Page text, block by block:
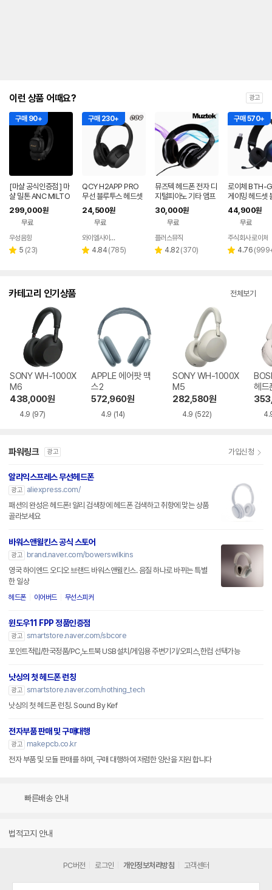
이런 상품 어때요? 광고
구매 90+
[마샬 공식인증점 ] 마
샬 밀톤 ANC MILTO
N A.N.C 블루투스 헤
드폰 / 소비코AV 정품
299,000원
무료
페이
우성음향
별 5 리
(23)
구매 230+
QCY H2APP PRO
무선 블루투스 헤드셋
AUX 국내정식 AS 블
랙
24,500원
무료
페이
와이엘사이언스
별 4.84 리
(785)
뮤즈텍 헤드폰 전자 디
지털피아노 기타 앰프
전자드럼 퓨어사운드
스튜디오 헤드셋
30,000원
무료
페이
플러스뮤직
별 4.82 리
(370)
구매 570+
로이체 BTH-
게이밍 헤드셋
스 유무선 블
경량
44,900원
무료
주식회사 로이체
별 4.76 리
(
카테고리 인기상품 전체보기
SONY WH-1000X
M6
438,000원
4.9 (97)
APPLE 에어팟 맥
스2
572,960원
4.9 (14)
SONY WH-1000X
M5
282,580원
4.9 (522)
헤드
파워링크 광고 가입신청
알리익스프레스 무선헤드폰
광고
aliexpress.com/
패션의 완성은 헤드폰! 알리 검색창에 헤드폰 검색하고 취향에 맞는 상품
골라보세요
바워스앤윌킨스 공식 스토어
광고
brand.naver.com/bowerswilkins
영국 하이엔드 오디오 브랜드 바워스앤윌킨스. 음질 하나로 바뀌는 특별
한 일상
헤드폰 이어버드 무선스피커
윈도우11 FPP 정품인증점
광고 smartstore.naver.com/sbcore
포인트적립/한국정품/PC,노트북 USB설치/게임용 주변기기/오피스,한컴 선택가능
낫싱의 첫 헤드폰 런칭
광고 smartstore.naver.com/nothing_tech
낫싱의 첫 헤드폰 런칭. Sound By Kef
전자부품 판매 및 구매대행
광고
makepcb.co.kr
전자 부품 및 모듈 판매를 하며, 구매 대행하여 저렴한 양산을 지원 합니다
빠른배송 안내
법적고지 안내
PC버전 로그인 개인정보처리방침 고객센터